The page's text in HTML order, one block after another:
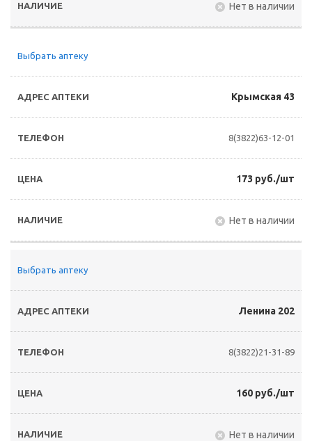
Нет в наличии
Выбрать аптеку
Крымская 43
8(3822)63-12-01
173 руб./шт
Нет в наличии
Выбрать аптеку
Ленина 202
8(3822)21-31-89
160 руб./шт
Нет в наличии